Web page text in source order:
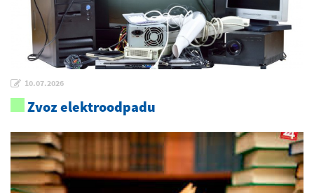
10.07.2026
Zvoz elektroodpadu